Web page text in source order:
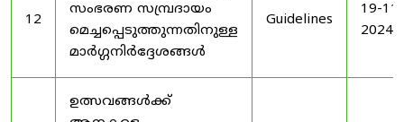
12
സംഭരണ ​​സമ്പ്രദായം
മെച്ചപ്പെടുത്തുന്നതിനുള്ള
മാർഗ്ഗനിർദ്ദേശങ്ങൾ
Guidelines
19-11-
2024
ഉത്സവങ്ങൾക്ക്